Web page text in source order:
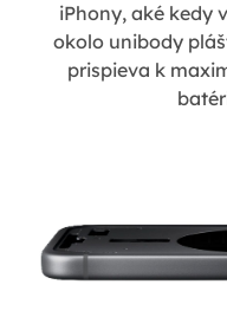
iPhony, aké kedy
okolo unibody
prispieva k